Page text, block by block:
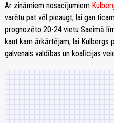
Ar zināmiem nosacījumiem
varētu pat vēl pieaugt, lai gan
prognozēto 20-24 vietu Saeimā
kaut kam ārkārtējam, lai Kulbergs
galvenais valdības un koalīcijas